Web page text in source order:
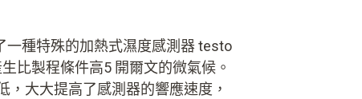
一種特殊的加熱式濕度感測器 testo
比製程條件高5 開爾文的微氣候。
，大大提高了感測器的響應速度，